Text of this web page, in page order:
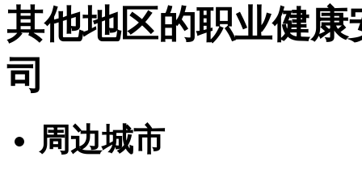
其他地区的职业健
司
周边城市